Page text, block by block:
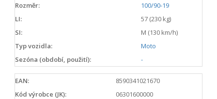
Rozměr:
100/90-19
LI:
57 (230 kg)
SI:
M (130 km/h)
Typ vozidla:
Moto
Sezóna (období, použití):
-
EAN:
8590341021670
Kód výrobce (JK):
06301600000